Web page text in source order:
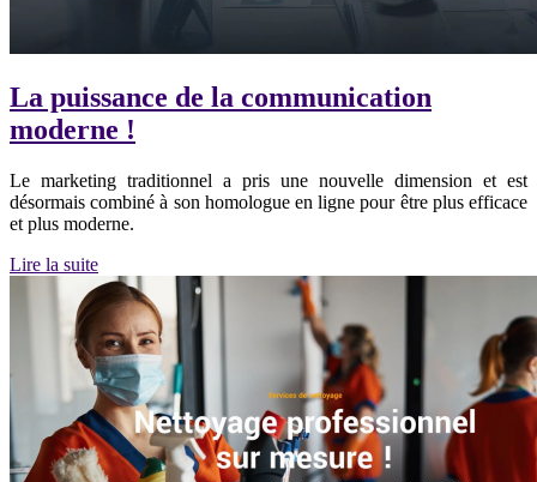
La puissance de la communication
moderne !
Le marketing traditionnel a pris une nouvelle dimension et est
désormais combiné à son homologue en ligne pour être plus efficace
et plus moderne.
Lire la suite